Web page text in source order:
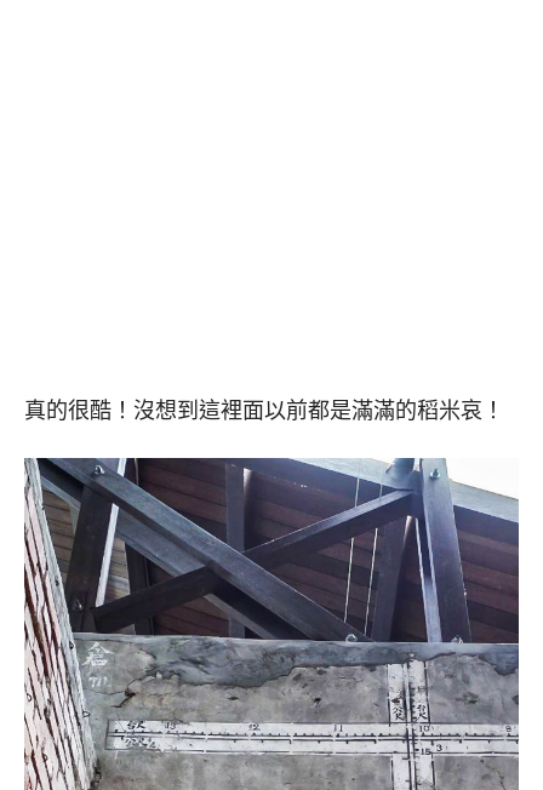
真的很酷！沒想到這裡面以前都是滿滿的稻米哀！